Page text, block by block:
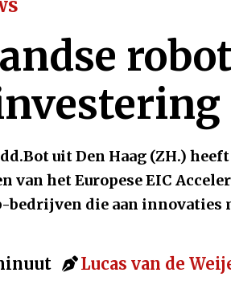
uit Den Haag (ZH.)
van het Europese EIC
bedrijven die aan innovaties
Lucas van de